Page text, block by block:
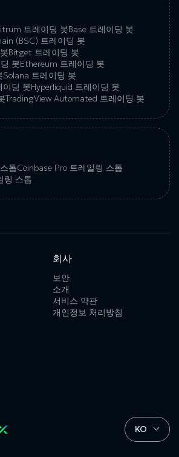
트레이딩 봇Base 트레이딩 봇
(BSC) 트레이딩 봇
Bitget 트레이딩 봇
봇Ethereum 트레이딩 봇
Solana 트레이딩 봇
이딩 봇Hyperliquid 트레이딩 봇
TradingView Automated 트레이딩 봇
톱Coinbase Pro 트레일링 스톱
링 스톱
KO
회사
보안
소개
서비스 약관
개인정보 처리방침